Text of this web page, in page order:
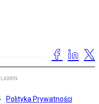
Polityka Prywatności